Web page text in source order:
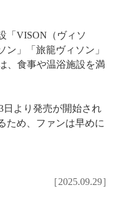
「VISON（ヴィソ
ン」「旅籠ヴィソン」
、食事や温浴施設を満
日より発売が開始され
ため、ファンは早めに
［2025.09.29］